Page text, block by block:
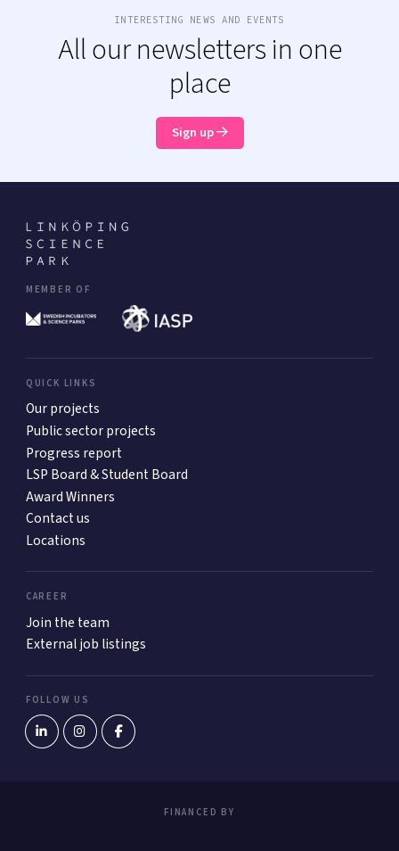
INTERESTING NEWS AND EVENTS
All our newsletters in one
place
Sign up
MEMBER OF
QUICK LINKS
Our projects
Public sector projects
Progress report
LSP Board & Student Board
Award Winners
Contact us
Locations
CAREER
Join the team
External job listings
FOLLOW US
FINANCED BY